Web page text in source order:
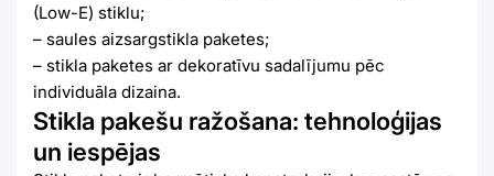
(Low-E) stiklu;
– saules aizsargstikla paketes;
– stikla paketes ar dekoratīvu sadalījumu pēc
individuāla dizaina.
Stikla pakešu ražošana: tehnoloģijas
un iespējas